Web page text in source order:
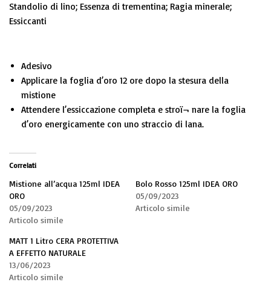
Standolio di lino; Essenza di trementina; Ragia minerale;
Essiccanti
Adesivo
Applicare la foglia d’oro 12 ore dopo la stesura della
mistione
Attendere l’essiccazione completa e stroï¬ nare la foglia
d’oro energicamente con uno straccio di lana.
Correlati
Mistione all’acqua 125ml IDEA
ORO
05/09/2023
Articolo simile
Bolo Rosso 125ml IDEA ORO
05/09/2023
Articolo simile
MATT 1 Litro CERA PROTETTIVA
A EFFETTO NATURALE
13/06/2023
Articolo simile